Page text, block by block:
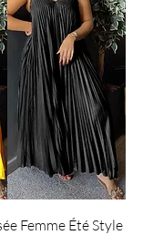
Femme Été Style